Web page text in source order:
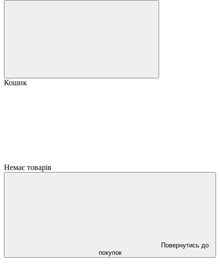
Кошик
Немає товарів
Повернутись до
покупок